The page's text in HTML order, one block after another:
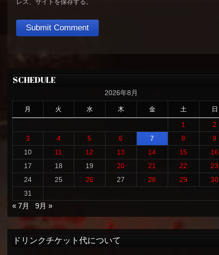
レス、サイトを保存する。
SCHEDULE
2026年8月
月 火 水 木 金 土 日
1
2
3
4 5 6 7 8
9
10
11 12 13 14 15
16
17
18 19 20 21 22
23
24
25 26 27 28 29
30
31
« 7月
9月 »
ドリンクチケット代について